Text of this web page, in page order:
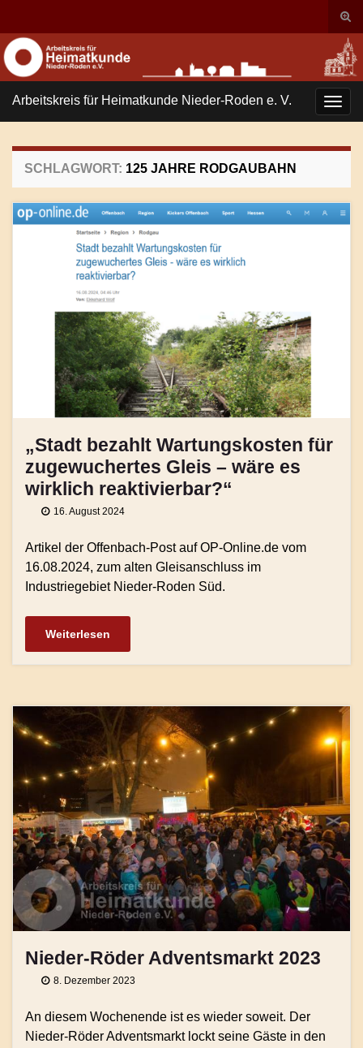
Search for:
Arbeitskreis für Heimatkunde Nieder-Roden e. V.
SCHLAGWORT: 125 JAHRE RODGAUBAHN
„Stadt bezahlt Wartungskosten für
zugewuchertes Gleis – wäre es
wirklich reaktivierbar?“
16. August 2024
Artikel der Offenbach-Post auf OP-Online.de vom
16.08.2024, zum alten Gleisanschluss im
Industriegebiet Nieder-Roden Süd.
Weiterlesen
Nieder-Röder Adventsmarkt 2023
8. Dezember 2023
An diesem Wochenende ist es wieder soweit. Der
Nieder-Röder Adventsmarkt lockt seine Gäste in den